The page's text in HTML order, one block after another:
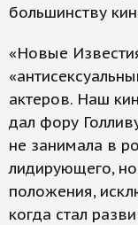
большинству
«Новые
актеров. Наш
дал фору
не занимала в
лидирующего,
положения,
когда стал